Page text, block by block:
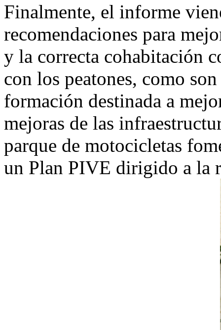
Finalmente, el informe
recomendaciones para
y la correcta cohabitación
con los peatones, como
formación destinada a
mejoras de las
parque de motocicletas
un Plan PIVE dirigido a la